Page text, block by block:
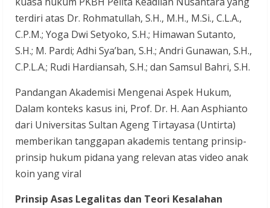
terdiri atas Dr. Rohmatullah, S.H., M.H., M.Si., C.L.A.,
C.P.M.; Yoga Dwi Setyoko, S.H.; Himawan Sutanto,
S.H.; M. Pardi; Adhi Sya’ban, S.H.; Andri Gunawan, S.H.,
C.P.L.A.; Rudi Hardiansah, S.H.; dan Samsul Bahri, S.H.
Pandangan Akademisi Mengenai Aspek Hukum,
Dalam konteks kasus ini, Prof. Dr. H. Aan Asphianto
dari Universitas Sultan Ageng Tirtayasa (Untirta)
memberikan tanggapan akademis tentang prinsip-
prinsip hukum pidana yang relevan atas video anak
koin yang viral
Prinsip Asas Legalitas dan Teori Kesalahan